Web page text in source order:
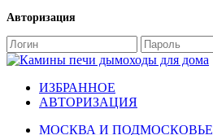
Авторизация
ИЗБРАННОЕ
АВТОРИЗАЦИЯ
МОСКВА И ПОДМОСКОВЬЕ